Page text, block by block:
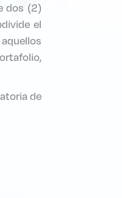
dos (2)
el
de